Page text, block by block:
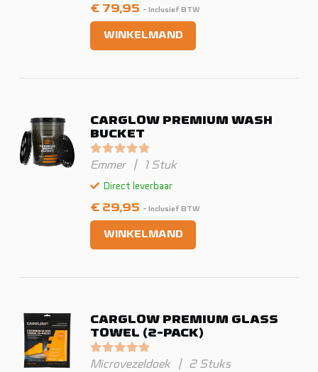
€ 79,95 - Inclusief BTW
WINKELMAND
CARGLOW PREMIUM WASH
BUCKET
Gewaardeerd0
Emmer | 1 Stuk
Direct leverbaar
€ 29,95 - Inclusief BTW
WINKELMAND
CARGLOW PREMIUM GLASS
TOWEL (2-PACK)
Gewaardeerd 0uit 5
Microvezeldoek | 2 Stuks